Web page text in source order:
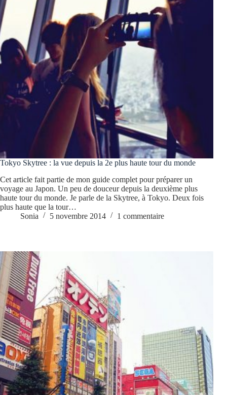
Tokyo Skytree : la vue depuis la 2e plus haute tour du monde
Cet article fait partie de mon guide complet pour préparer un
voyage au Japon. Un peu de douceur depuis la deuxième plus
haute tour du monde. Je parle de la Skytree, à Tokyo. Deux fois
plus haute que la tour…
Sonia
5 novembre 2014 1 commentaire